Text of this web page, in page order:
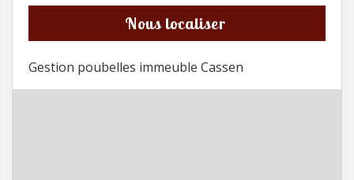
Nous localiser
Gestion poubelles immeuble Cassen